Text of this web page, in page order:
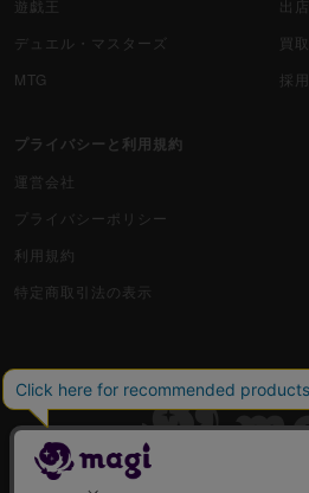
遊戯王
デュエル・マスターズ
MTG
出
買
採
プライバシーと利用規約
運営会社
プライバシーポリシー
利用規約
特定商取引法の表示